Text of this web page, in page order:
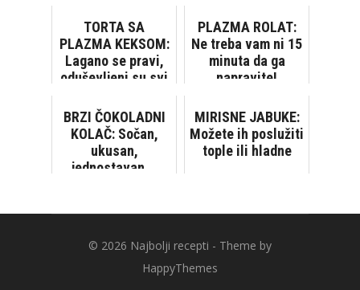
minuta! [VIDEO]
TORTA SA
PLAZMA KEKSOM:
Lagano se pravi,
oduševljeni su svi
PLAZMA ROLAT:
Ne treba vam ni 15
minuta da ga
napravite!
BRZI ČOKOLADNI
KOLAČ: Sočan,
ukusan,
jednostavan...
MIRISNE JABUKE:
Možete ih poslužiti
tople ili hladne
© 2026 Najbolji recepti - Theme by
HappyThemes